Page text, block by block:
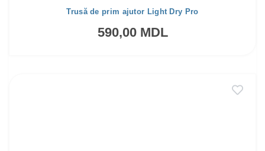
Trusă de prim ajutor Light Dry Pro
590,00 MDL